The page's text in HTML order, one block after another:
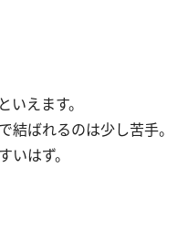
えます。
ばれるのは少し苦手。
はず。